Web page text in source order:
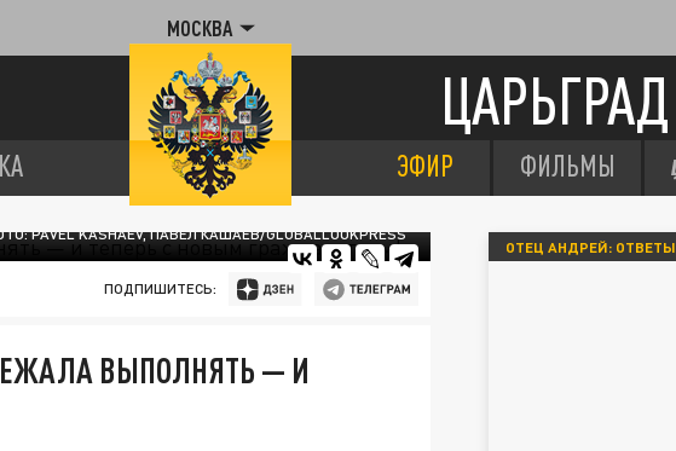
МОСКВА
ЦАРЬГРАД
ЭФИР ФИЛЬМЫ
PAVEL KASHAEV, ПАВЕЛ КАШАЕВ/GLOBALLOOKPRESS
ПОДПИШИТЕСЬ:
ВЫПОЛНЯТЬ — И
ОТЕЦ АНДРЕЙ: ОТВЕТЫ